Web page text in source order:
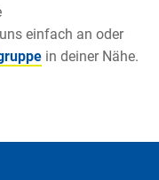
einfach an oder
in deiner Nähe.